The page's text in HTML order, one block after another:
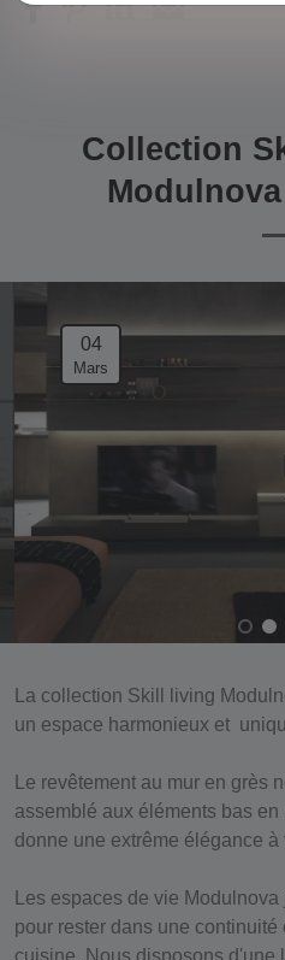
Collection
04
Mars
La collection Skill living
un espace harmonieux et
Le revêtement au mur en grès
assemblé aux éléments bas en
donne une extrême élégance à
Les espaces de vie
pour rester dans une
cuisine. Nous disposons d'une